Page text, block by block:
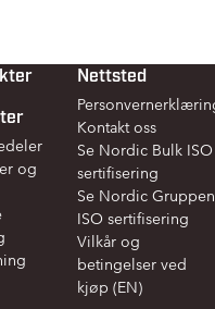
og
Nettsted
Kontakt oss
Se Nordic Bulk ISO
sertifisering
Se Nordic Gruppen
ISO sertifisering
Vilkår og
betingelser ved
kjøp (EN)